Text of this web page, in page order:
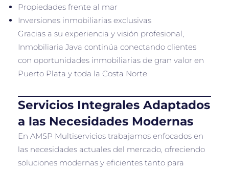
Propiedades frente al mar
Inversiones inmobiliarias exclusivas
Gracias a su experiencia y visión profesional,
Inmobiliaria Java continúa conectando clientes
con oportunidades inmobiliarias de gran valor en
Puerto Plata y toda la Costa Norte.
Servicios Integrales Adaptados
a las Necesidades Modernas
En AMSP Multiservicios trabajamos enfocados en
las necesidades actuales del mercado, ofreciendo
soluciones modernas y eficientes tanto para